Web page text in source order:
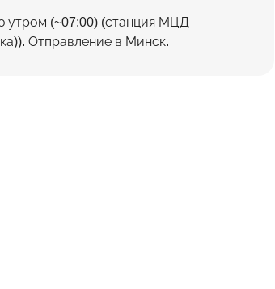
(~07:00) (станция МЦД
Отправление в Минск.